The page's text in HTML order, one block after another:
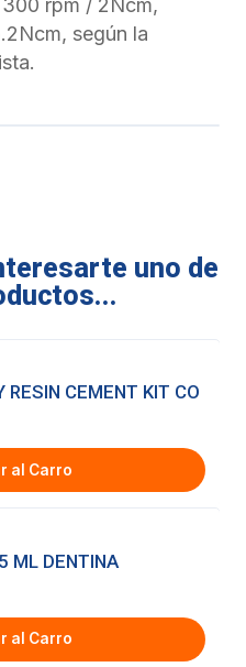
rpm / 2Ncm,
según la
uno de
RESIN CEMENT KIT CO
al Carro
ML DENTINA
al Carro